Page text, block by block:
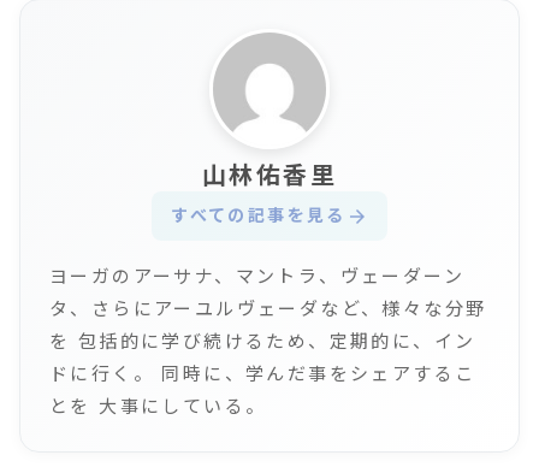
山林佑香里
すべての記事を見る arrow_forward
ヨーガのアーサナ、マントラ、ヴェーダーン
タ、さらにアーユルヴェーダなど、様々な分野
を 包括的に学び続けるため、定期的に、イン
ドに行く。 同時に、学んだ事をシェアするこ
とを 大事にしている。